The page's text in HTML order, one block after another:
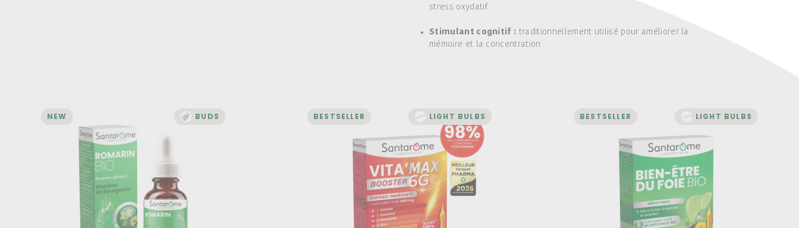
stress oxydatif
Stimulant cognitif : traditionnellement utilisé pour améliorer la
mémoire et la concentration
NEW BUDS
BUDDING
Bud Macerate - Organic
Rosemary
Concentrated gemmo
40 years of expertise
Organic buds, fresh & sourced in France
BESTSELLER LIGHT BULBS
ENERGY AND VITALITY
Vita'Max Booster 6G - 20
ampoules
A complete range of tonics for adults,
children, and seniors
For instant energy
BESTSELLER LIGHT BULBS
Organic Liver Health -
Hepatonic - 20 ampoules
One of Santarome Bio's flagship
products!
Contains organic dandelion, which
supports normal liver function.